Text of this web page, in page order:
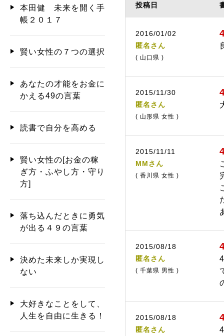
投稿日
2016/01/02
匿名さん
( 山口県 )
2015/11/30
匿名さん
( 山形県 女性 )
2015/11/11
MMさん
( 香川県 女性 )
2015/08/18
匿名さん
( 千葉県 男性 )
2015/08/18
匿名さん
本田健 未来を開く手
帳２０１７
賢い女性の７つの選択
あなたの才能をお金に
かえる49の言葉
読書で自分を高める
賢い女性の[お金の稼
ぎ方・ふやし方・守り
方]
落ち込んだときに勇気
が出る４９の言葉
決めた未来しか実現し
ない
大好きなことをして、
人生を自由に生きる！